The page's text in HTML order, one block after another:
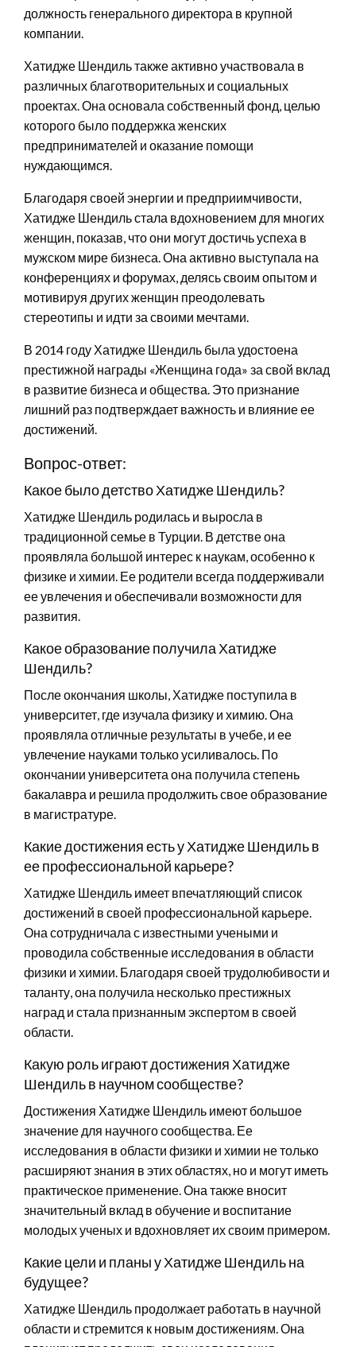
должность генерального директора в крупной
компании.
Хатидже Шендиль также активно участвовала в
различных благотворительных и социальных
проектах. Она основала собственный фонд, целью
которого было поддержка женских
предпринимателей и оказание помощи
нуждающимся.
Благодаря своей энергии и предприимчивости,
Хатидже Шендиль стала вдохновением для многих
женщин, показав, что они могут достичь успеха в
мужском мире бизнеса. Она активно выступала на
конференциях и форумах, делясь своим опытом и
мотивируя других женщин преодолевать
стереотипы и идти за своими мечтами.
В 2014 году Хатидже Шендиль была удостоена
престижной награды «Женщина года» за свой вклад
в развитие бизнеса и общества. Это признание
лишний раз подтверждает важность и влияние ее
достижений.
Вопрос-ответ:
Какое было детство Хатидже Шендиль?
Хатидже Шендиль родилась и выросла в
традиционной семье в Турции. В детстве она
проявляла большой интерес к наукам, особенно к
физике и химии. Ее родители всегда поддерживали
ее увлечения и обеспечивали возможности для
развития.
Какое образование получила Хатидже
Шендиль?
После окончания школы, Хатидже поступила в
университет, где изучала физику и химию. Она
проявляла отличные результаты в учебе, и ее
увлечение науками только усиливалось. По
окончании университета она получила степень
бакалавра и решила продолжить свое образование
в магистратуре.
Какие достижения есть у Хатидже Шендиль в
ее профессиональной карьере?
Хатидже Шендиль имеет впечатляющий список
достижений в своей профессиональной карьере.
Она сотрудничала с известными учеными и
проводила собственные исследования в области
физики и химии. Благодаря своей трудолюбивости и
таланту, она получила несколько престижных
наград и стала признанным экспертом в своей
области.
Какую роль играют достижения Хатидже
Шендиль в научном сообществе?
Достижения Хатидже Шендиль имеют большое
значение для научного сообщества. Ее
исследования в области физики и химии не только
расширяют знания в этих областях, но и могут иметь
практическое применение. Она также вносит
значительный вклад в обучение и воспитание
молодых ученых и вдохновляет их своим примером.
Какие цели и планы у Хатидже Шендиль на
будущее?
Хатидже Шендиль продолжает работать в научной
области и стремится к новым достижениям. Она